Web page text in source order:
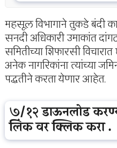
महसूल विभागाने तुकडे बंदी
सनदी अधिकारी उमाकांत
समितीच्या शिफारसी
अनेक नागरिकांना त्यांच्या
पद्धतीने करता येणार आहेत.
७/१२ डाऊनलोड
लिंक वर क्लिक करा .